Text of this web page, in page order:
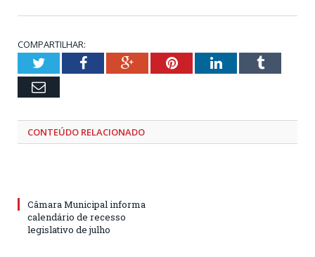
COMPARTILHAR:
TwitterFacebookGoogle+PinterestLinkedInTumblr
Email
CONTEÚDO RELACIONADO
Câmara Municipal informa
calendário de recesso
legislativo de julho